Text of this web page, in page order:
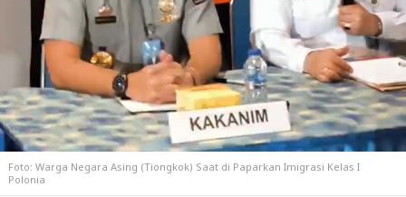
Foto: Warga Negara Asing (Tiongkok) Saat di Paparkan Imigrasi Kelas I
Polonia